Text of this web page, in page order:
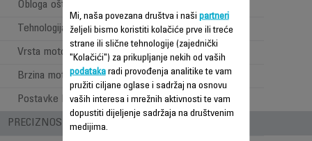
Obloga oštrice
Tehnologija oštrice V-Sharp tehnologija
Vrsta motora DC motor
Brzina motora (rpm) 7500
Postavke brzine 1
PRECIZNOST
Mi, naša povezana društva i naši partneri
željeli bismo koristiti kolačiće prve ili treće
strane ili slične tehnologije (zajednički
"Kolačići") za prikupljanje nekih od vaših
podatakaradi provođenja analitike te vam
pružiti ciljane oglase i sadržaj na osnovu
vaših interesa i mrežnih aktivnosti te vam
dopustiti dijeljenje sadržaja na društvenim
medijima.